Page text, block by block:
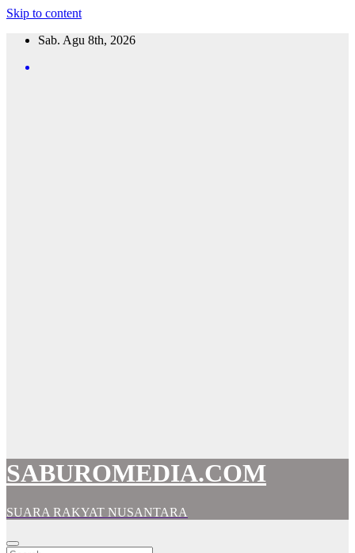
Skip to content
Sab. Agu 8th, 2026
SABUROMEDIA.COM
SUARA RAKYAT NUSANTARA